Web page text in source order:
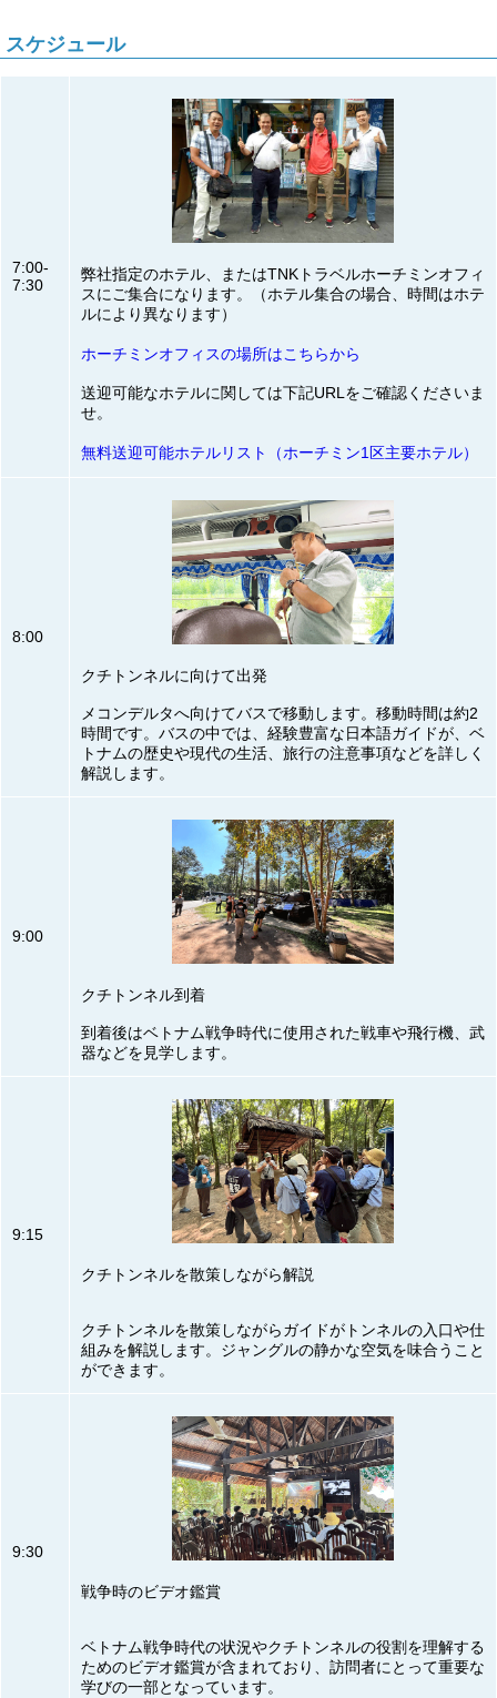
スケジュール
7:00-
7:30
弊社指定のホテル、またはTNKトラベルホーチミンオフィ
スにご集合になります。（ホテル集合の場合、時間はホテ
ルにより異なります）
ホーチミンオフィスの場所はこちらから
送迎可能なホテルに関しては下記URLをご確認くださいま
せ。
無料送迎可能ホテルリスト（ホーチミン1区主要ホテル）
8:00
クチトンネルに向けて出発
メコンデルタへ向けてバスで移動します。移動時間は約2
時間です。バスの中では、経験豊富な日本語ガイドが、ベ
トナムの歴史や現代の生活、旅行の注意事項などを詳しく
解説します。
9:00
クチトンネル到着
到着後はベトナム戦争時代に使用された戦車や飛行機、武
器などを見学します。
9:15
クチトンネルを散策しながら解説
クチトンネルを散策しながらガイドがトンネルの入口や仕
組みを解説します。ジャングルの静かな空気を味合うこと
ができます。
9:30
戦争時のビデオ鑑賞
ベトナム戦争時代の状況やクチトンネルの役割を理解する
ためのビデオ鑑賞が含まれており、訪問者にとって重要な
学びの一部となっています。